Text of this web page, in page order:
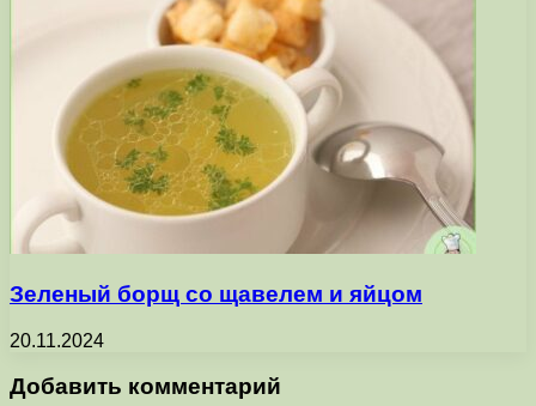
Зеленый борщ со щавелем и яйцом
20.11.2024
Добавить комментарий